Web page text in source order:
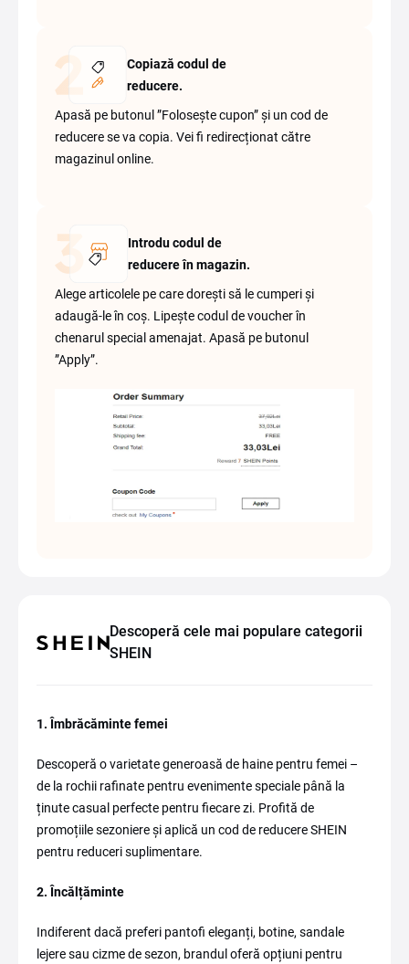
Copiază codul de
reducere.
Apasă pe butonul ”Folosește cupon” și un cod de
reducere se va copia. Vei fi redirecționat către
magazinul online.
Introdu codul de
reducere în magazin.
Alege articolele pe care dorești să le cumperi și
adaugă-le în coș. Lipește codul de voucher în
chenarul special amenajat. Apasă pe butonul
”Apply”.
Descoperă cele mai populare categorii
SHEIN
1. Îmbrăcăminte femei
Descoperă o varietate generoasă de haine pentru femei –
de la rochii rafinate pentru evenimente speciale până la
ținute casual perfecte pentru fiecare zi. Profită de
promoțiile sezoniere și aplică un cod de reducere SHEIN
pentru reduceri suplimentare.
2. Încălțăminte
Indiferent dacă preferi pantofi eleganți, botine, sandale
lejere sau cizme de sezon, brandul oferă opțiuni pentru